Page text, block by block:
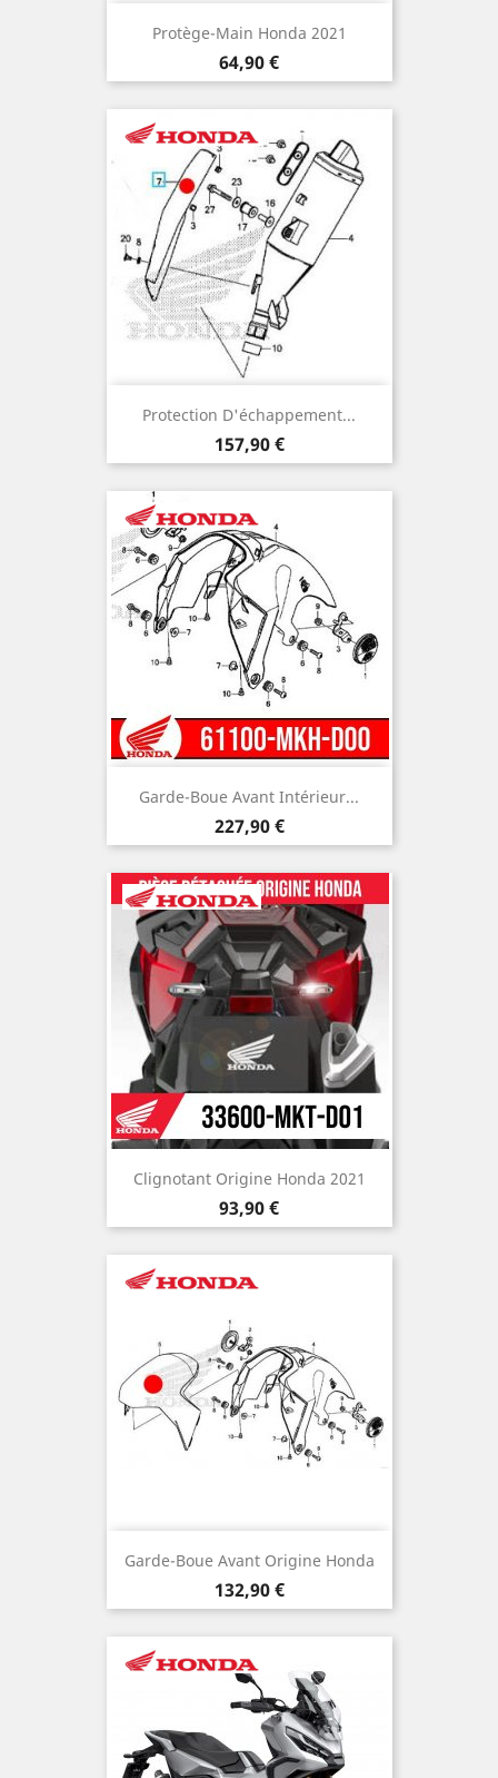
Protège-Main Honda 2021
Prix
64,90 €
Protection D'échappement...
Prix
157,90 €
Garde-Boue Avant Intérieur...
Prix
227,90 €
Clignotant Origine Honda 2021
Prix
93,90 €
Garde-Boue Avant Origine Honda
Prix
132,90 €